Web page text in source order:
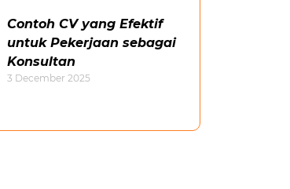
Contoh CV yang Efektif
untuk Pekerjaan sebagai
Konsultan
3 December 2025